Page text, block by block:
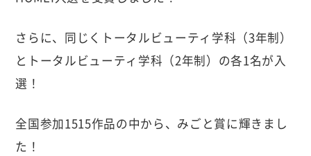
さらに、同じくトータルビューティ学科（3年制）
とトータルビューティ学科（2年制）の各1名が入
選！
全国参加1515作品の中から、みごと賞に輝きまし
た！